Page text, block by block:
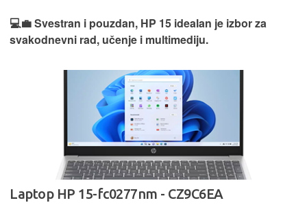
💻💼 Svestran i pouzdan, HP 15 idealan je izbor za
svakodnevni rad, učenje i multimediju.
Laptop HP 15-fc0277nm - CZ9C6EA